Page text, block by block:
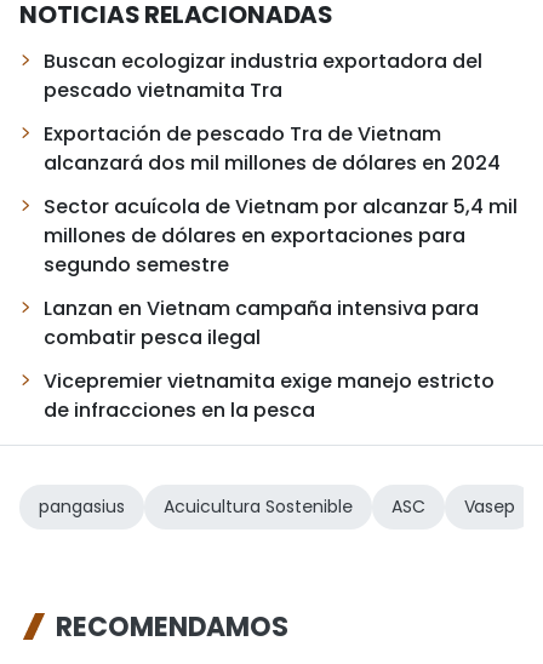
NOTICIAS RELACIONADAS
Buscan ecologizar industria exportadora del
pescado vietnamita Tra
Exportación de pescado Tra de Vietnam
alcanzará dos mil millones de dólares en 2024
Sector acuícola de Vietnam por alcanzar 5,4 mil
millones de dólares en exportaciones para
segundo semestre
Lanzan en Vietnam campaña intensiva para
combatir pesca ilegal
Vicepremier vietnamita exige manejo estricto
de infracciones en la pesca
pangasius Acuicultura Sostenible ASC Vasep
RECOMENDAMOS